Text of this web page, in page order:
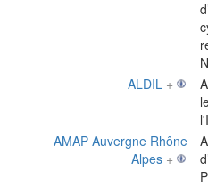
ALDIL +
AMAP Auvergne Rhône
Alpes +